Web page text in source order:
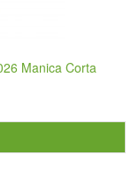
Manica Corta